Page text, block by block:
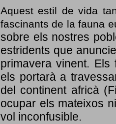
Aquest estil de vida
fascinants de la fauna
sobre els nostres
estridents que
primavera vinent. Els
els portarà a
del continent africà
ocupar els mateixos
vol inconfusible.